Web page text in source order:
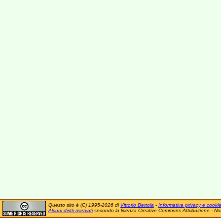
Questo sito è (C) 1995-2026 di Vittorio Bertola - Informativa privacy e cookie
Alcuni diritti riservatisecondo la licenza Creative Commons Attribuzione -